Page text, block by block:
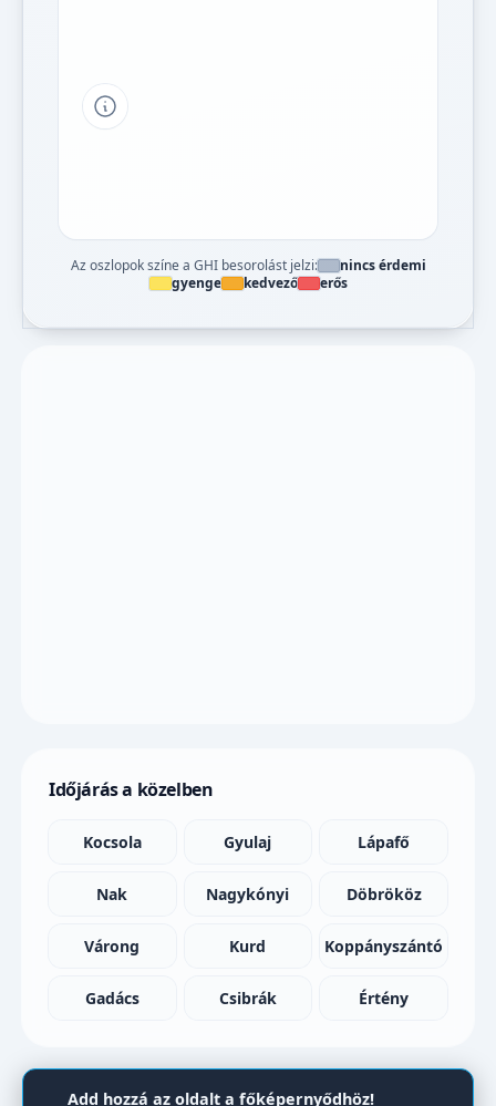
Tipp a grafikon jelmagyarázatához
Az oszlopok színe a GHI besorolást jelzi:
nincs érdemi
gyenge
kedvező erős
Időjárás a közelben
Kocsola Gyulaj Lápafő
Nak Nagykónyi Döbrököz
Várong Kurd Koppányszántó
Gadács Csibrák Értény
Add hozzá az oldalt a főképernyődhöz!